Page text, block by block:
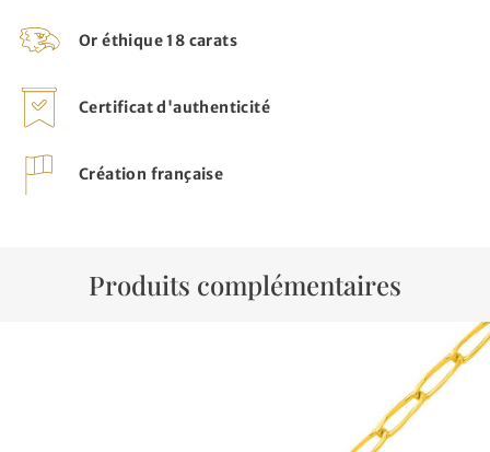
Or éthique 18 carats
Certificat d'authenticité
Création française
Produits complémentaires